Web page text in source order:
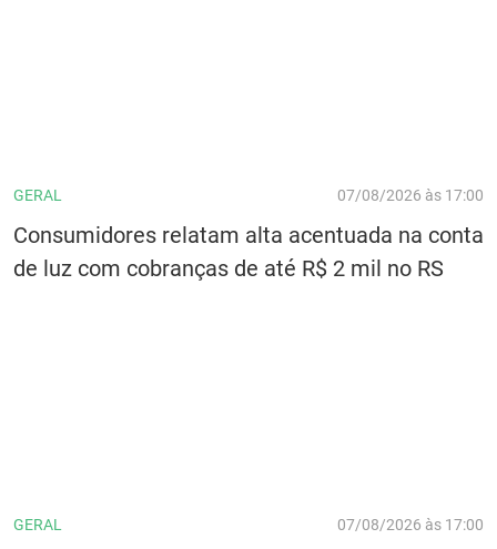
GERAL 07/08/2026 às 17:00
Consumidores relatam alta acentuada na conta
de luz com cobranças de até R$ 2 mil no RS
GERAL 07/08/2026 às 17:00